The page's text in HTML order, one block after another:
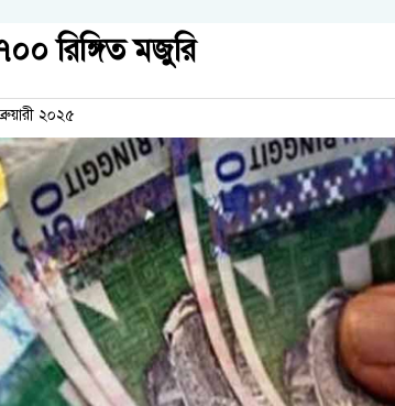
মালয়েশিয়া বিমানবন্দরে ভুয়া ভিসায়
কুয়ালালামপুরে বিশেষ অভিযানে
আগামী নির্বাচনে প্রবাসীদের
রিঙ্গিত মজুরি
২০২৫